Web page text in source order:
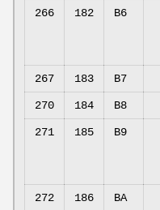
266 182 B6
267 183 B7
270 184 B8
271 185 B9
272 186 BA